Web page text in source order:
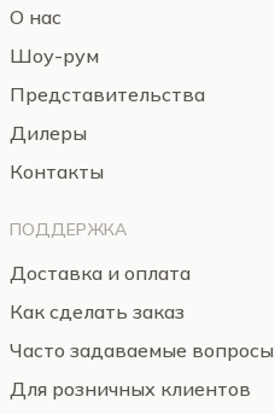
О нас
Шоу-рум
Представительства
Дилеры
Контакты
ПОДДЕРЖКА
Доставка и оплата
Как сделать заказ
Часто задаваемые вопросы
Для розничных клиентов